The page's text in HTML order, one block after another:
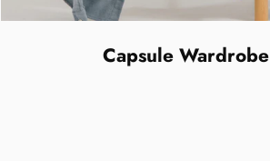
Capsule Wardrobe